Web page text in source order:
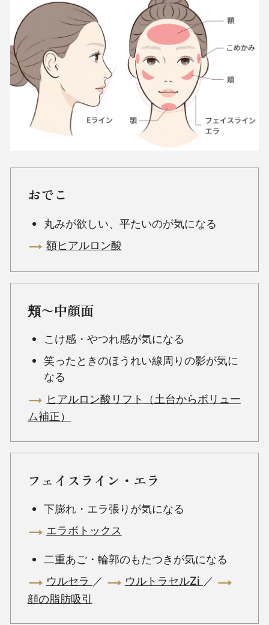
おでこ
丸みが欲しい、平たいのが気になる
額ヒアルロン酸
頬〜中顔面
こけ感・やつれ感が気になる
笑ったときのほうれい線周りの影が気に
なる
ヒアルロン酸リフト（⼟台からボリュー
ム補正）
フェイスライン・エラ
下膨れ・エラ張りが気になる
エラボトックス
二重あご・輪郭のもたつきが気になる
ウルセラ ／ ウルトラセルZi ／
顔の脂肪吸引